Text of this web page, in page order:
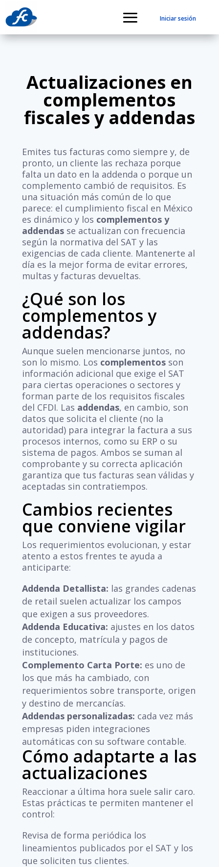
Iniciar sesión
Actualizaciones en
complementos
fiscales y addendas
Emites tus facturas como siempre y, de
pronto, un cliente las rechaza porque
falta un dato en la addenda o porque un
complemento cambió de requisitos. Es
una situación más común de lo que
parece: el cumplimiento fiscal en México
es dinámico y los complementos y
addendasse actualizan con frecuencia
según la normativa del SAT y las
exigencias de cada cliente. Mantenerte al
día es la mejor forma de evitar errores,
multas y facturas devueltas.
¿Qué son los
complementos y
addendas?
Aunque suelen mencionarse juntos, no
son lo mismo. Los complementosson
información adicional que exige el SAT
para ciertas operaciones o sectores y
forman parte de los requisitos fiscales
del CFDI. Las addendas, en cambio, son
datos que solicita el cliente (no la
autoridad) para integrar la factura a sus
procesos internos, como su ERP o su
sistema de pagos. Ambos se suman al
comprobante y su correcta aplicación
garantiza que tus facturas sean válidas y
aceptadas sin contratiempos.
Cambios recientes
que conviene vigilar
Los requerimientos evolucionan, y estar
atento a estos frentes te ayuda a
anticiparte:
Addenda Detallista: las grandes cadenas
de retail suelen actualizar los campos
que exigen a sus proveedores.
Addenda Educativa: ajustes en los datos
de concepto, matrícula y pagos de
instituciones.
Complemento Carta Porte: es uno de
los que más ha cambiado, con
requerimientos sobre transporte, origen
y destino de mercancías.
Addendas personalizadas: cada vez más
empresas piden integraciones
automáticas con su software contable.
Cómo adaptarte a las
actualizaciones
Reaccionar a última hora suele salir caro.
Estas prácticas te permiten mantener el
control:
Revisa de forma periódica los
lineamientos publicados por el SAT y los
que soliciten tus clientes.